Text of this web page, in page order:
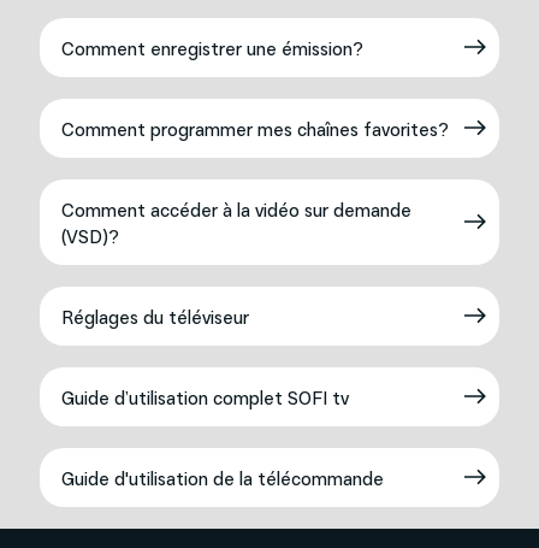
Comment enregistrer une émission?
Comment programmer mes chaînes favorites?
Comment accéder à la vidéo sur demande
(VSD)?
Réglages du téléviseur
Guide d’utilisation complet SOFI tv
Guide d'utilisation de la télécommande